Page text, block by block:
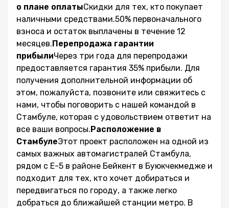
о плане оплатыСкидки для тех, кто покупает
наличными средствами.50% первоначального
взноса и остаток выплачены в течение 12
месяцев.Перепродажа гарантии
прибылиЧерез три года для перепродажи
предоставляется гарантия 35% прибыли. Для
получения дополнительной информации об
этом, пожалуйста, позвоните или свяжитесь с
нами, чтобы поговорить с нашей командой в
Стамбуле, которая с удовольствием ответит на
все ваши вопросы.Расположение в
СтамбулеЭтот проект расположен на одной из
самых важных автомагистралей Стамбула,
рядом с E-5 в районе Бейкент в Буюкчекмедже и
подходит для тех, кто хочет добираться и
передвигаться по городу, а также легко
добраться до ближайшей станции метро. В